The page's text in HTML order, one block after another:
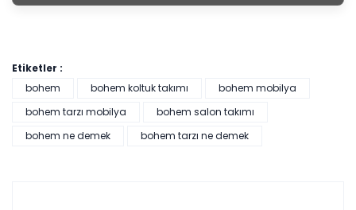
Etiketler :
bohem
bohem koltuk takımı
bohem mobilya
bohem tarzı mobilya
bohem salon takımı
bohem ne demek
bohem tarzı ne demek